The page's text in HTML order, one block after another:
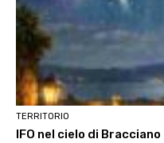
TERRITORIO
IFO nel cielo di Bracciano